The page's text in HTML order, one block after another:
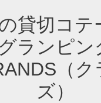
貸切コテ
グランピン
（ク
ズ）